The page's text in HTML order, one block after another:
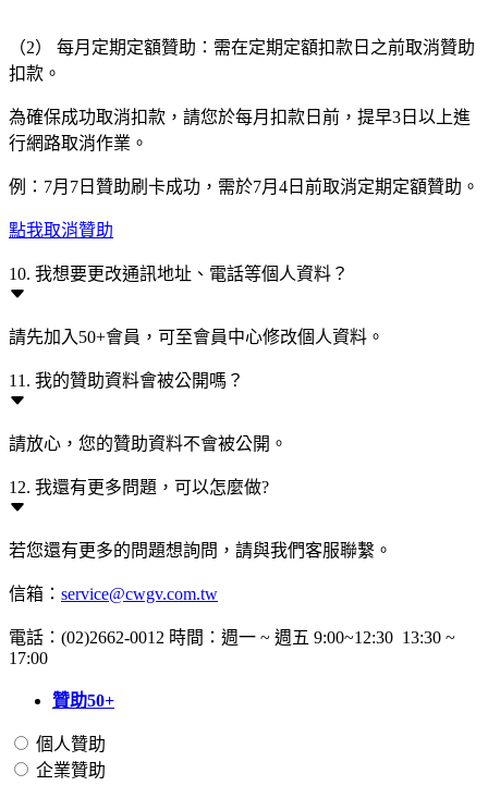
（2） 每月定期定額贊助：需在定期定額扣款日之前取消贊助
扣款。
為確保成功取消扣款，請您於每月扣款日前，提早3日以上進
行網路取消作業。
例：7月7日贊助刷卡成功，需於7月4日前取消定期定額贊助。
點我取消贊助
10. 我想要更改通訊地址、電話等個人資料？
請先加入50+會員，可至會員中心修改個人資料。
11. 我的贊助資料會被公開嗎？
請放心，您的贊助資料不會被公開。
12. 我還有更多問題，可以怎麼做?
若您還有更多的問題想詢問，請與我們客服聯繫。
信箱： service@cwgv.com.tw
電話：(02)2662-0012 時間：週一 ~ 週五 9:00~12:30 13:30 ~
17:00
贊助50+
個人贊助
企業贊助